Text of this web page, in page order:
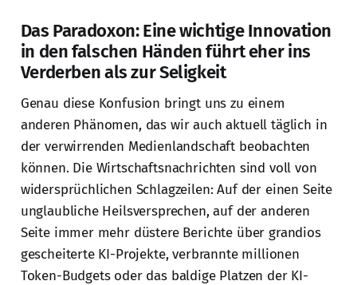
Das Paradoxon: Eine wichtige Innovation
in den falschen Händen führt eher ins
Verderben als zur Seligkeit
Genau diese Konfusion bringt uns zu einem
anderen Phänomen, das wir auch aktuell täglich in
der verwirrenden Medienlandschaft beobachten
können. Die Wirtschaftsnachrichten sind voll von
widersprüchlichen Schlagzeilen: Auf der einen Seite
unglaubliche Heilsversprechen, auf der anderen
Seite immer mehr düstere Berichte über grandios
gescheiterte KI-Projekte, verbrannte millionen
Token-Budgets oder das baldige Platzen der KI-